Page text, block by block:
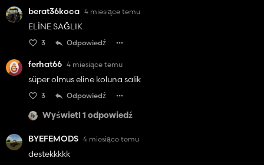
berat36koca 4 miesiące temu
ELİNE SAĞLIK
3 Odpowiedź
ferhat66 4 miesiące temu
süper olmus eline koluna salik
3 Odpowiedź
Wyświetl 1 odpowiedź
BYEFEMODS 4 miesiące temu
destekkkkk